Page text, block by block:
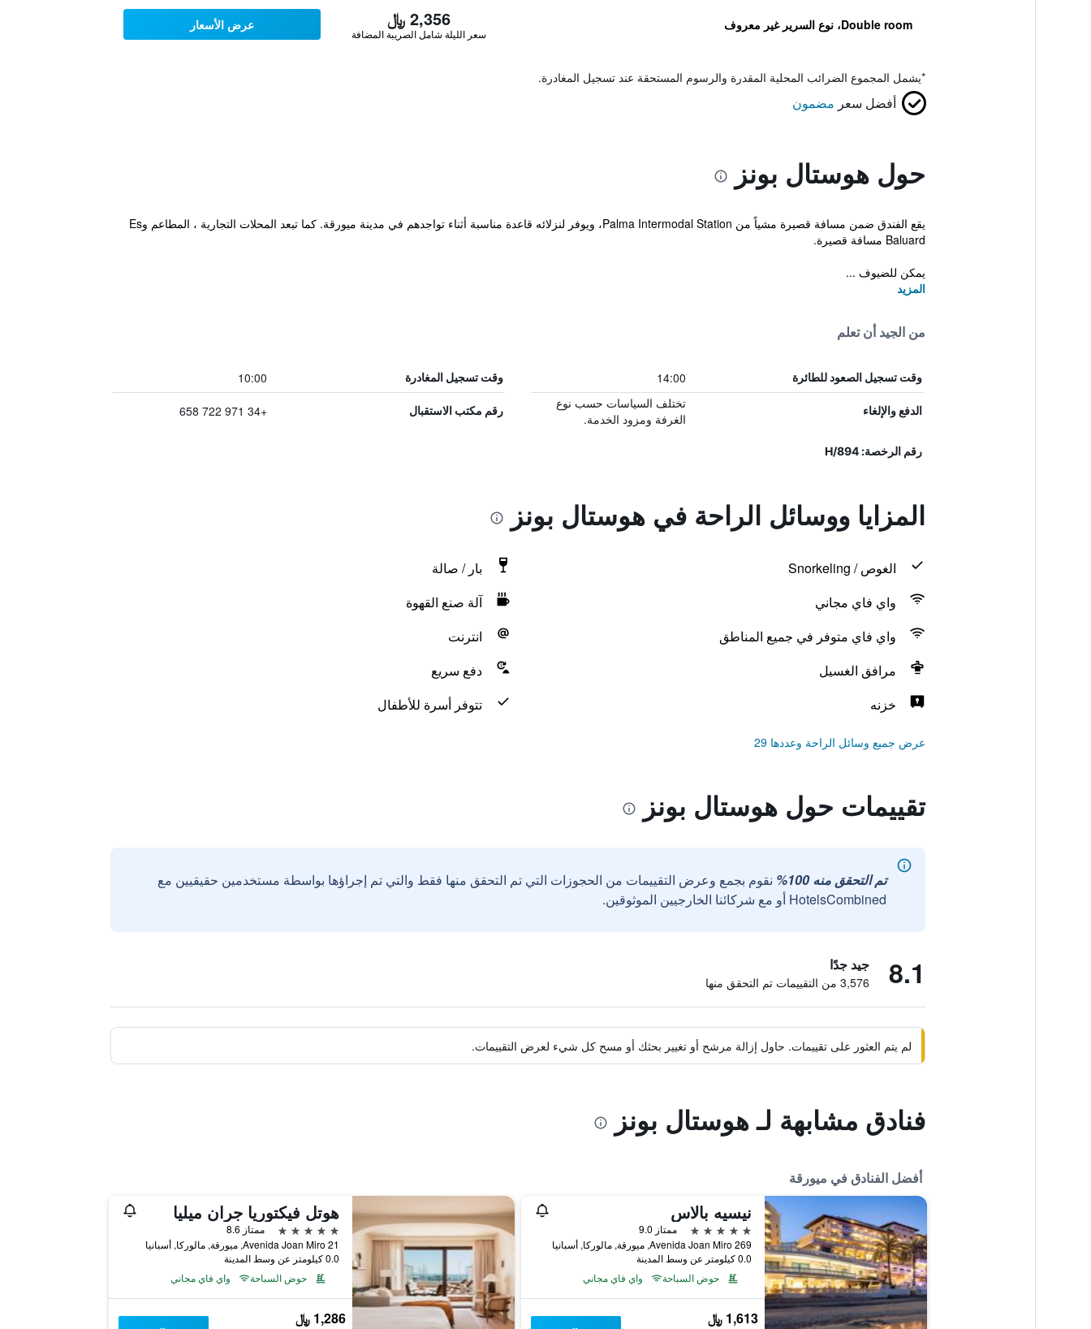
Double room، نوع السرير غير معروف 2,356 ﷼
سعر الليلة شامل الصريبة المضافة
عرض الأسعار
*يشمل المجموع الضرائب المحلية المقدرة والرسوم المستحقة عند تسجيل المغادرة.
أفضل سعر مضمون
حول هوستال بونز
يقع الفندق ضمن مسافة قصيرة مشياً من Palma Intermodal Station، ويوفر لنزلائه قاعدة مناسبة أثناء تواجدهم في مدينة ميورقة. كما تبعد المحلات التجارية ، المطاعم وEs
Baluard مسافة قصيرة.
يمكن للضيوف ...
المزيد
من الجيد أن تعلم
وقت تسجيل الصعود للطائرة 14:00 وقت تسجيل المغادرة 10:00
الدفع والإلغاء
تختلف السياسات حسب نوع
الغرفة ومزود الخدمة.
رقم مكتب الاستقبال +34 971 722 658
رقم الرخصة: H/894
المزايا ووسائل الراحة في هوستال بونز
الغوص / Snorkeling
بار / صالة
واي فاي مجاني
آلة صنع القهوة
واي فاي متوفر في جميع المناطق
انترنت
مرافق الغسيل
دفع سريع
خزنه
تتوفر أسرة للأطفال
عرض جميع وسائل الراحة وعددها 29
تقييمات حول هوستال بونز
تم التحقق منه 100%
نقوم بجمع وعرض التقييمات من الحجوزات التي تم التحقق منها فقط والتي تم إجراؤها بواسطة مستخدمين حقيقيين مع
HotelsCombined أو مع شركائنا الخارجيين الموثوقين.
8.1 جيد جدًا
3,576 من التقييمات تم التحقق منها
لم يتم العثور على تقييمات. حاول إزالة مرشح أو تغيير بحثك أو مسح كل شيء لعرض التقييمات.
فنادق مشابهة لـ هوستال بونز
أفضل الفنادق في ميورقة
نيسيه بالاس
5 نجوم
ممتاز 9.0
Avenida Joan Miro 269, ميورقة, مالوركا, أسبانيا
0.0 كيلومتر عن وسط المدينة
حوض السباحة
واي فاي مجاني
1,613 ﷼
هوتل فيكتوريا جران ميليا
5 نجوم
ممتاز 8.6
Avenida Joan Miro 21, ميورقة, مالوركا, أسبانيا
0.0 كيلومتر عن وسط المدينة
حوض السباحة
واي فاي مجاني
1,286 ﷼